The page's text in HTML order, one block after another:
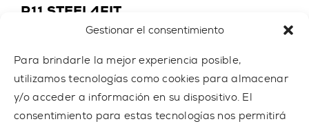
Gestionar el consentimiento
Para brindarle la mejor experiencia posible,
utilizamos tecnologías como cookies para almacenar
y/o acceder a información en su dispositivo. El
consentimiento para estas tecnologías nos permitirá
R11 STEEL4FIT
1 830,00 € sin IVA